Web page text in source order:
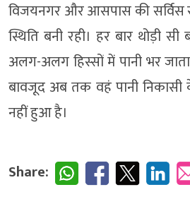
विजयनगर और आसपास की सर्विस
स्थिति बनी रही। हर बार थोड़ी
अलग-अलग हिस्सों में पानी भर
बावजूद अब तक वहं पानी
नहीं हुआ है।
Share: